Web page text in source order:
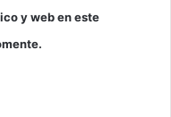
y web en este